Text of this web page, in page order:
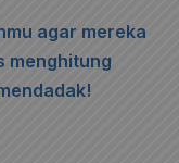
agar mereka
menghitung